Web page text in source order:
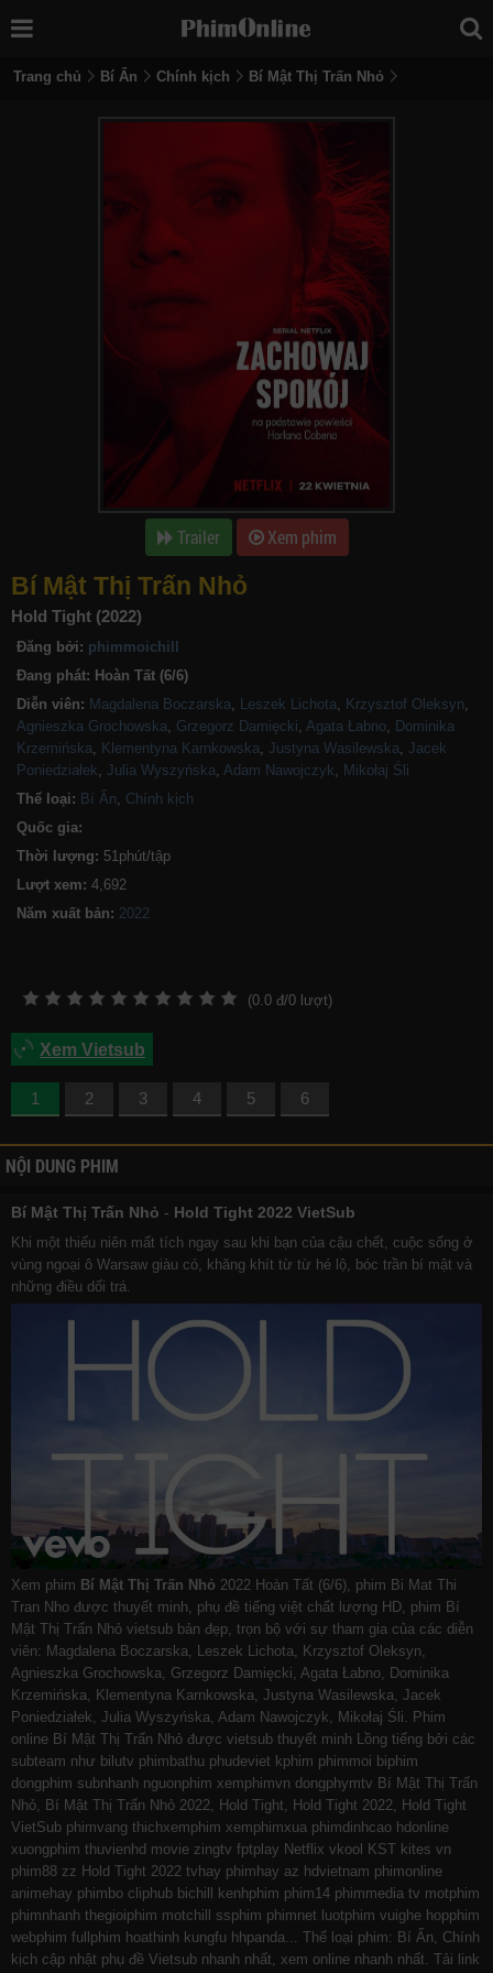
Trang chủ Bí Ẩn Chính kịch Bí Mật Thị Trấn Nhỏ
Trailer Xem phim
Bí Mật Thị Trấn Nhỏ
Hold Tight (2022)
Đăng bởi: phimmoichill
Đang phát: Hoàn Tất (6/6)
Diễn viên: Magdalena Boczarska, Leszek Lichota, Krzysztof Oleksyn,
Agnieszka Grochowska, Grzegorz Damięcki, Agata Łabno, Dominika
Krzemińska, Klementyna Karnkowska, Justyna Wasilewska, Jacek
Poniedziałek, Julia Wyszyńska, Adam Nawojczyk, Mikołaj Śli
Thể loại: Bí Ẩn, Chính kịch
Quốc gia:
Thời lượng: 51phút/tập
Lượt xem: 4,692
Năm xuất bản:
(0.0 đ/0 lượt)
Xem Vietsub
1 2 3 4 5 6
NỘI DUNG PHIM
Bí Mật Thị Trấn Nhỏ - Hold Tight 2022 VietSub
Khi một thiếu niên mất tích ngay sau khi bạn của cậu chết, cuộc sống ở
vùng ngoại ô Warsaw giàu có, khăng khít từ từ hé lộ, bóc trần bí mật và
những điều dối trá.
Xem phim Bí Mật Thị Trấn Nhỏ 2022 Hoàn Tất (6/6), phim Bi Mat Thi
Tran Nho được thuyết minh, phụ đề tiếng việt chất lượng HD, phim Bí
Mật Thị Trấn Nhỏ vietsub bản đẹp, trọn bộ với sự tham gia của các diễn
viên: Magdalena Boczarska, Leszek Lichota, Krzysztof Oleksyn,
Agnieszka Grochowska, Grzegorz Damięcki, Agata Łabno, Dominika
Krzemińska, Klementyna Karnkowska, Justyna Wasilewska, Jacek
Poniedziałek, Julia Wyszyńska, Adam Nawojczyk, Mikołaj Śli. Phim
online Bí Mật Thị Trấn Nhỏ được vietsub thuyết minh Lồng tiếng bởi các
subteam như bilutv phimbathu phudeviet kphim phimmoi biphim
dongphim subnhanh nguonphim xemphimvn dongphymtv Bí Mật Thị Trấn
Nhỏ, Bí Mật Thị Trấn Nhỏ 2022, Hold Tight, Hold Tight 2022, Hold Tight
VietSub phimvang thichxemphim xemphimxua phimdinhcao hdonline
xuongphim thuvienhd movie zingtv fptplay Netflix vkool KST kites vn
phim88 zz Hold Tight 2022 tvhay phimhay az hdvietnam phimonline
animehay phimbo cliphub bichill kenhphim phim14 phimmedia tv motphim
phimnhanh thegioiphim motchill ssphim phimnet luotphim vuighe hopphim
webphim fullphim hoathinh kungfu hhpanda ... Thể loại phim: Bí Ẩn, Chính
kịch cập nhật phụ đề Vietsub nhanh nhất, xem online nhanh nhất. Tải link